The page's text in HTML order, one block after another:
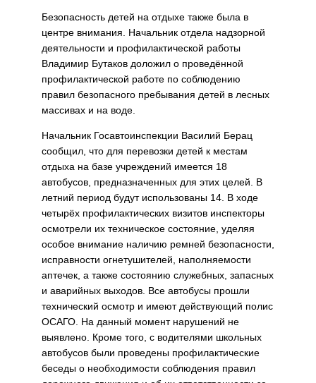
Безопасность детей на отдыхе также была в
центре внимания. Начальник отдела надзорной
деятельности и профилактической работы
Владимир Бутаков доложил о проведённой
профилактической работе по соблюдению
правил безопасного пребывания детей в лесных
массивах и на воде.
Начальник Госавтоинспекции Василий Берац
сообщил, что для перевозки детей к местам
отдыха на базе учреждений имеется 18
автобусов, предназначенных для этих целей. В
летний период будут использованы 14. В ходе
четырёх профилактических визитов инспекторы
осмотрели их техническое состояние, уделяя
особое внимание наличию ремней безопасности,
исправности огнетушителей, наполняемости
аптечек, а также состоянию служебных, запасных
и аварийных выходов. Все автобусы прошли
технический осмотр и имеют действующий полис
ОСАГО. На данный момент нарушений не
выявлено. Кроме того, с водителями школьных
автобусов были проведены профилактические
беседы о необходимости соблюдения правил